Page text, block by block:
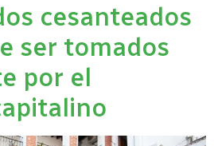
cesanteados
ser tomados
por el